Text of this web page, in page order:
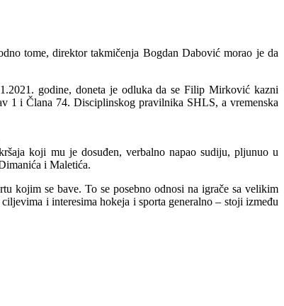
tome, direktor takmičenja Bogdan Dabović morao je da
godine, doneta je odluka da se Filip Mirković kazni
1 i Člana 74. Disciplinskog pravilnika SHLS, a vremenska
koji mu je dosuđen, verbalno napao sudiju, pljunuo u
i Maletića.
kojim se bave. To se posebno odnosi na igrače sa velikim
i interesima hokeja i sporta generalno – stoji između